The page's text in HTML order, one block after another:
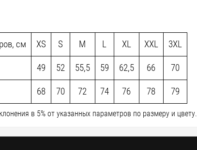
см XS S M L XL XXL 3XL
49 52 55,5 59 62,5 66 70
68 70 72 74 76 78 79
в 5% от указанных параметров по размеру и цвету.